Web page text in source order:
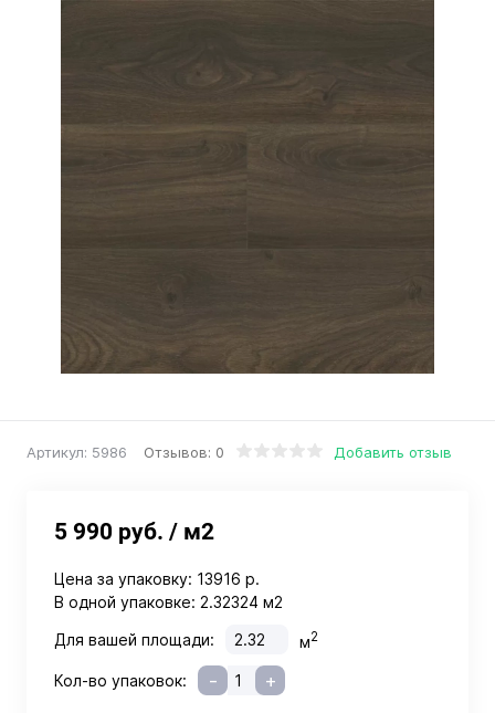
Отзывов: 0 Добавить отзыв
Артикул: 5986
5 990 руб. / м2
Цена за упаковку: 13916 р.
В одной упаковке: 2.32324 м2
Для вашей площади:
м2
Кол-во упаковок: - +